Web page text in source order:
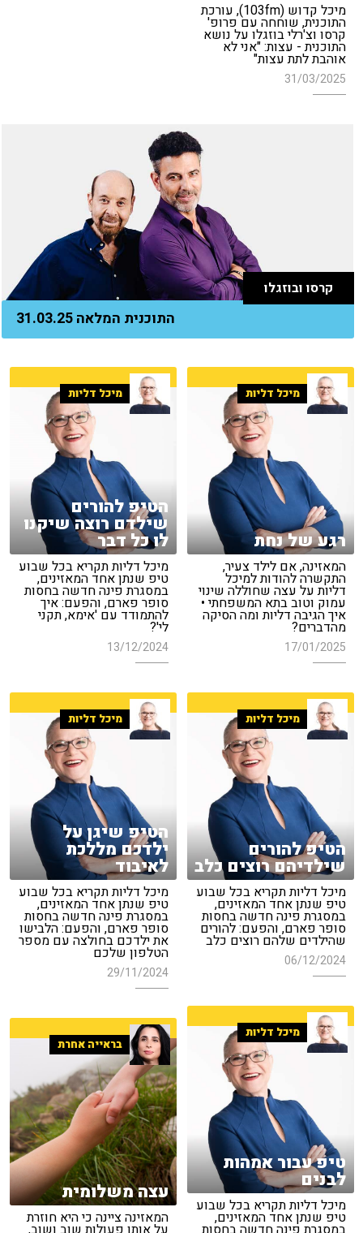
מיכל קדוש (103fm), עורכת
התוכנית, שוחחה עם פרופ'
קרסו וצ'רלי בוזגלו על נושא
התוכנית - עצות: "אני לא
אוהבת לתת עצות"
31/03/2025
קרסו ובוזגלו
התוכנית המלאה 31.03.25
מיכל דליות
רגע של נחת
המאזינה, אם לילד צעיר,
התקשרה להודות למיכל
דליות על עצה שחוללה שינוי
עמוק וטוב בתא המשפחתי •
איך הגיבה דליות ומה הסיקה
מהדברים?
17/01/2025
מיכל דליות
הטיפ להורים
שילדם רוצה שיקנו
לו כל דבר
מיכל דליות תקריא בכל שבוע
טיפ שנתן אחד המאזינים,
במסגרת פינה חדשה בחסות
סופר פארם, והפעם: איך
להתמודד עם 'אימא, תקני
לי'?
13/12/2024
מיכל דליות
הטיפ להורים
שילדיהם רוצים כלב
מיכל דליות תקריא בכל שבוע
טיפ שנתן אחד המאזינים,
במסגרת פינה חדשה בחסות
סופר פארם, והפעם: להורים
שהילדים שלהם רוצים כלב
06/12/2024
מיכל דליות
הטיפ שיגן על
ילדכם מללכת
לאיבוד
מיכל דליות תקריא בכל שבוע
טיפ שנתן אחד המאזינים,
במסגרת פינה חדשה בחסות
סופר פארם, והפעם: הלבישו
את ילדכם בחולצה עם מספר
הטלפון שלכם
29/11/2024
מיכל דליות
טיפ עבור אמהות
לבנים
מיכל דליות תקריא בכל שבוע
טיפ שנתן אחד המאזינים,
בראייה אחרת
עצה משלומית
המאזינה ציינה כי היא חוזרת